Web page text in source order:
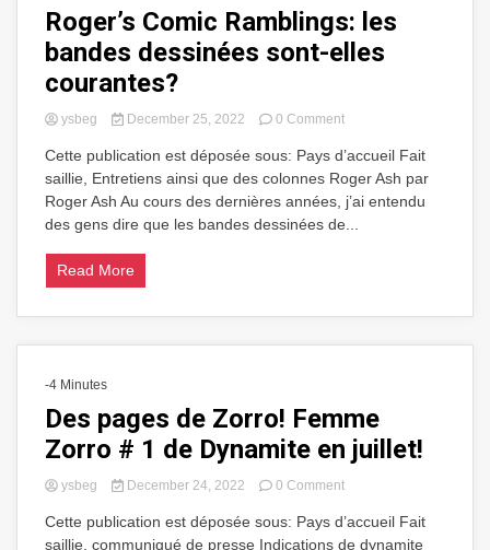
Roger’s Comic Ramblings: les
bandes dessinées sont-elles
courantes?
ysbeg December 25, 2022 0 Commenton
Comic
Ramblings:
les
Cette publication est déposée sous: Pays d’accueil Fait
saillie, Entretiens ainsi que des colonnes Roger Ash par
Roger Ash Au cours des dernières années, j’ai entendu
des gens dire que les bandes dessinées de...
Read More
-4 Minutes
Des pages de Zorro! Femme
Zorro # 1 de Dynamite en juillet!
ysbeg December 24, 2022 0 Commenton
pages
de
Cette publication est déposée sous: Pays d’accueil Fait
saillie, communiqué de presse Indications de dynamite